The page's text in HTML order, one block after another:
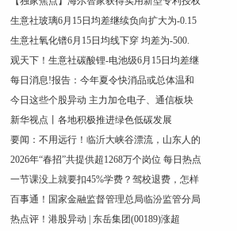
生意社玻璃6月15日均差继续负向扩大为-0.15
生意社氧化镨6月15日均线下穿 均差为-500.
观天下！生意社碳酸锂-电池级6月15日均差继
每日消息!报告：今年夏令快消品或总体温和
今日这些个股异动 主力加仓电子、通信板块
新华视点丨各地积极推进绿色低碳发展
要闻：不用远行！临沂大峡谷漂流，山东人的
2026年“春招”共提供超1268万个岗位 每日热点
一节课没上就要扣45%学费？驾校退费，怎样
百事通！国家金融监督管理总局临汾监管分局
热点评！港股异动 | 东岳集团(00189)涨超